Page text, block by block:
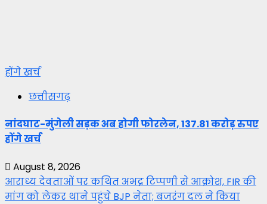
होंगे खर्च
छत्तीसगढ़
नांदघाट-मुंगेली सड़क अब होगी फोरलेन, 137.81 करोड़ रुपए
होंगे खर्च
August 8, 2026
आराध्य देवताओं पर कथित अभद्र टिप्पणी से आक्रोश, FIR की
मांग को लेकर थाने पहुंचे BJP नेता; बजरंग दल ने किया